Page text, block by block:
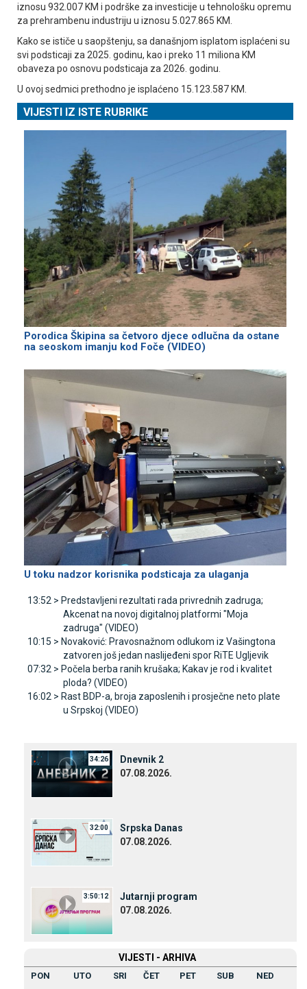
iznosu 932.007 KM i podrške za investicije u tehnološku opremu
za prehrambenu industriju u iznosu 5.027.865 KM.
Kako se ističe u saopštenju, sa današnjom isplatom isplaćeni su
svi podsticaji za 2025. godinu, kao i preko 11 miliona KM
obaveza po osnovu podsticaja za 2026. godinu.
U ovoj sedmici prethodno je isplaćeno 15.123.587 KM.
VIJESTI IZ ISTE RUBRIKE
Porodica Škipina sa četvoro djece odlučna da ostane
na seoskom imanju kod Foče (VIDEO)
U toku nadzor korisnika podsticaja za ulaganja
13:52 > Predstavljeni rezultati rada privrednih zadruga;
Akcenat na novoj digitalnoj platformi "Moja
zadruga" (VIDEO)
10:15 > Novaković: Pravosnažnom odlukom iz Vašingtona
zatvoren još jedan naslijeđeni spor RiTE Ugljevik
07:32 > Počela berba ranih krušaka; Kakav je rod i kvalitet
ploda? (VIDEO)
16:02 > Rast BDP-a, broja zaposlenih i prosječne neto plate
u Srpskoj (VIDEO)
34:26
Dnevnik 2
07.08.2026.
32:00
Srpska Danas
07.08.2026.
3:50:12
Јutarnji program
07.08.2026.
VIЈESTI - ARHIVA
PON UTO SRI ČET PET SUB NED